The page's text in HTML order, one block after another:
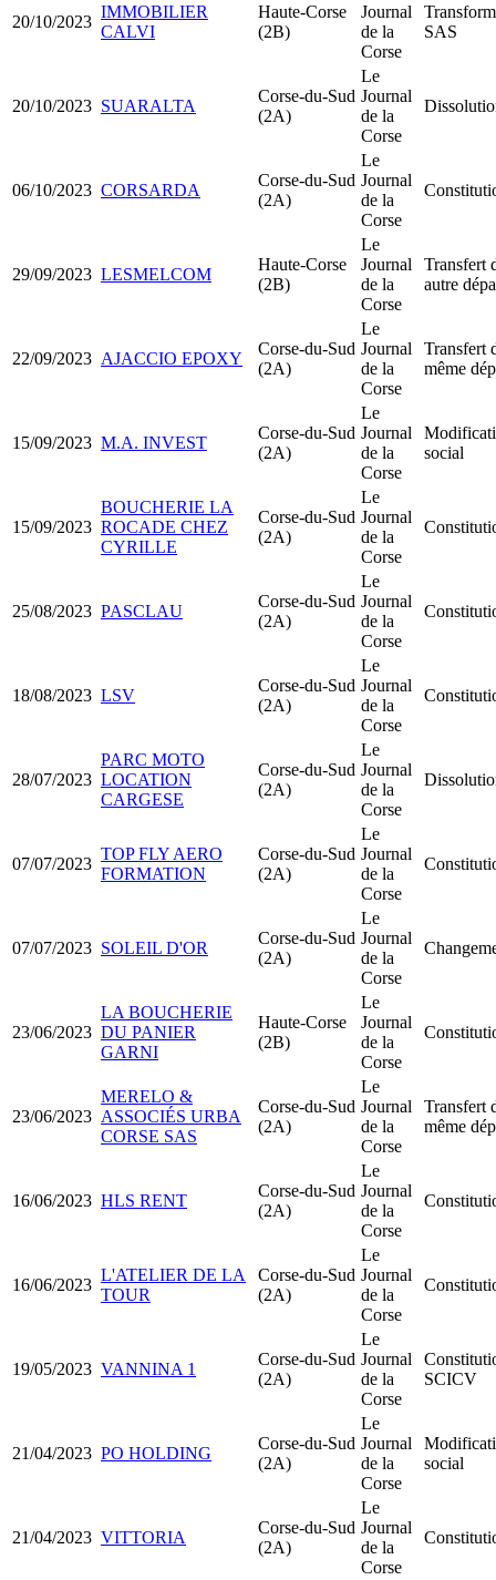
20/10/2023
IMMOBILIER
CALVI
Haute-Corse
(2B)
Journal
de la
Corse
SAS
20/10/2023 SUARALTA
Corse-du-Sud
(2A)
Le
Journal
de la
Corse
06/10/2023 CORSARDA
Corse-du-Sud
(2A)
Le
Journal
de la
Corse
29/09/2023 LESMELCOM
Haute-Corse
(2B)
Le
Journal
de la
Corse
Transfert
autre
22/09/2023 AJACCIO EPOXY
Corse-du-Sud
(2A)
Le
Journal
de la
Corse
Transfert
même
15/09/2023 M.A. INVEST
Corse-du-Sud
(2A)
Le
Journal
de la
Corse
social
15/09/2023
BOUCHERIE LA
ROCADE CHEZ
CYRILLE
Corse-du-Sud
(2A)
Le
Journal
de la
Corse
25/08/2023 PASCLAU
Corse-du-Sud
(2A)
Le
Journal
de la
Corse
18/08/2023 LSV
Corse-du-Sud
(2A)
Le
Journal
de la
Corse
28/07/2023
PARC MOTO
LOCATION
CARGESE
Corse-du-Sud
(2A)
Le
Journal
de la
Corse
07/07/2023
TOP FLY AERO
FORMATION
Corse-du-Sud
(2A)
Le
Journal
de la
Corse
07/07/2023 SOLEIL D'OR
Corse-du-Sud
(2A)
Le
Journal
de la
Corse
23/06/2023
LA BOUCHERIE
DU PANIER
GARNI
Haute-Corse
(2B)
Le
Journal
de la
Corse
23/06/2023
MERELO &
ASSOCIÉS URBA
CORSE SAS
Corse-du-Sud
(2A)
Le
Journal
de la
Corse
Transfert
même
16/06/2023 HLS RENT
Corse-du-Sud
(2A)
Le
Journal
de la
Corse
16/06/2023
L'ATELIER DE LA
TOUR
Corse-du-Sud
(2A)
Le
Journal
de la
Corse
19/05/2023 VANNINA 1
Corse-du-Sud
(2A)
Le
Journal
de la
Corse
SCICV
21/04/2023 PO HOLDING
Corse-du-Sud
(2A)
Le
Journal
de la
Corse
social
21/04/2023 VITTORIA
Corse-du-Sud
(2A)
Le
Journal
de la
Corse